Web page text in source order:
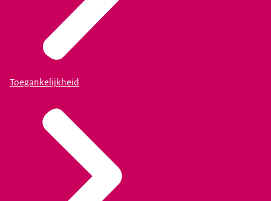
Toegankelijkheid